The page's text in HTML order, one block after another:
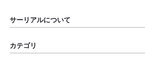
サーリアルについて
カテゴリ